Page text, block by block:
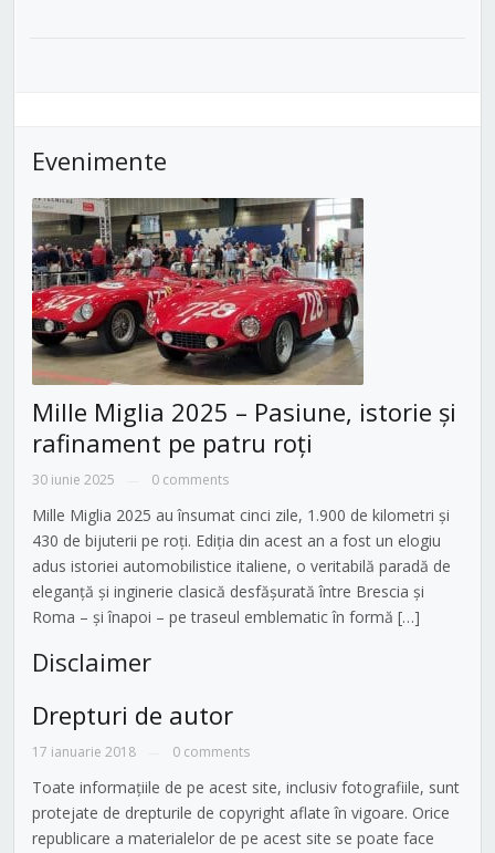
Evenimente
Mille Miglia 2025 – Pasiune, istorie și
rafinament pe patru roți
30 iunie 2025 0 comments
Mille Miglia 2025 au însumat cinci zile, 1.900 de kilometri și
430 de bijuterii pe roți. Ediția din acest an a fost un elogiu
adus istoriei automobilistice italiene, o veritabilă paradă de
eleganță și inginerie clasică desfășurată între Brescia și
Roma – și înapoi – pe traseul emblematic în formă […]
Disclaimer
Drepturi de autor
17 ianuarie 2018 0 comments
Toate informațiile de pe acest site, inclusiv fotografiile, sunt
protejate de drepturile de copyright aflate în vigoare. Orice
republicare a materialelor de pe acest site se poate face